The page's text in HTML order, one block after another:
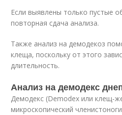
Если выявлены только пустые
повторная сдача анализа.
Также анализ на демодекоз
клеща, поскольку от этого
длительность.
Анализ на демодекс
Демодекс (Demodex или клещ-
микроскопический